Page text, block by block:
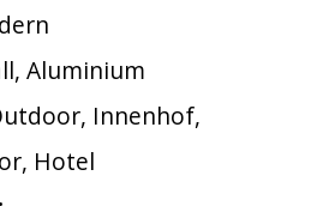
Aluminium
Innenhof,
Hotel